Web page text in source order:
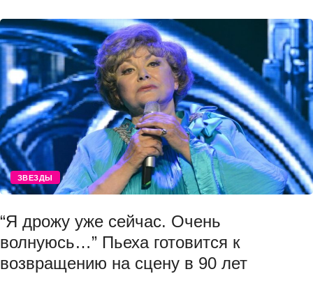
ЗВЕЗДЫ
“Я дрожу уже сейчас. Очень
волнуюсь…” Пьеха готовится к
возвращению на сцену в 90 лет